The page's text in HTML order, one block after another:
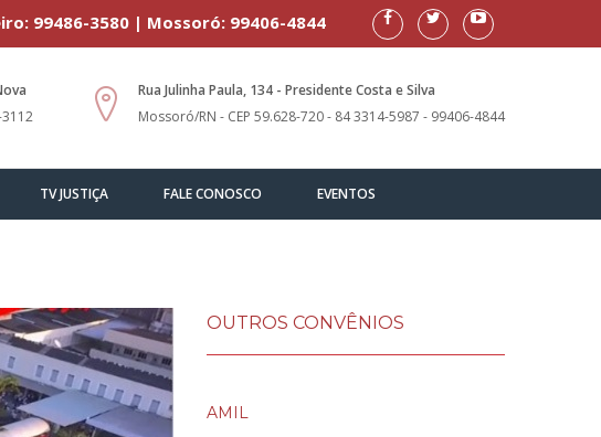
99486-3580 | Mossoró: 99406-4844
Rua Julinha Paula, 134 - Presidente Costa e Silva
Mossoró/RN - CEP 59.628-720 - 84 3314-5987 - 99406-4844
TV JUSTIÇA FALE CONOSCO EVENTOS
OUTROS CONVÊNIOS
AMIL